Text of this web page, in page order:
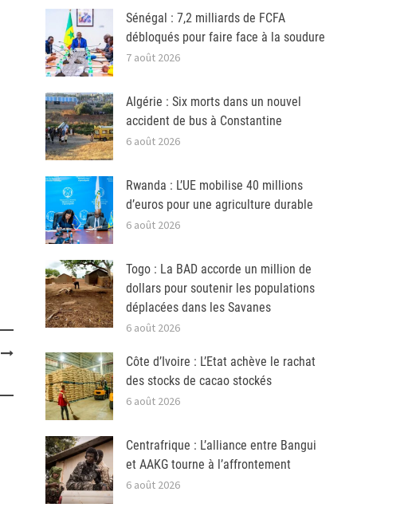
Sénégal : 7,2 milliards de FCFA
débloqués pour faire face à la soudure
7 août 2026
Algérie : Six morts dans un nouvel
accident de bus à Constantine
6 août 2026
Rwanda : L’UE mobilise 40 millions
d’euros pour une agriculture durable
6 août 2026
Togo : La BAD accorde un million de
dollars pour soutenir les populations
déplacées dans les Savanes
6 août 2026
Côte d’Ivoire : L’Etat achève le rachat
des stocks de cacao stockés
6 août 2026
Centrafrique : L’alliance entre Bangui
et AAKG tourne à l’affrontement
6 août 2026